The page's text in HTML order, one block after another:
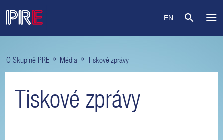
EN
O Skupině PRE » Média » Tiskové zprávy
Tiskové zprávy